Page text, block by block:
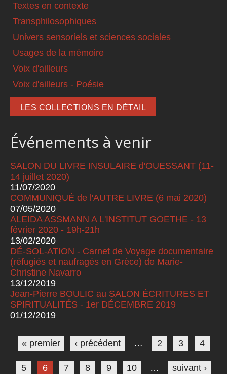
Textes en contexte
Transphilosophiques
Univers sensoriels et sciences sociales
Usages de la mémoire
Voix d'ailleurs
Voix d'ailleurs - Poésie
LES COLLECTIONS EN DÉTAIL
Événements à venir
SALON DU LIVRE INSULAIRE d'OUESSANT (11-
14 juillet 2020)
11/07/2020
COMMUNIQUÉ de l'AUTRE LIVRE (6 mai 2020)
07/05/2020
ALEIDA ASSMANN A L'INSTITUT GOETHE - 13
février 2020 - 19h-21h
13/02/2020
DÉ-SOL-ATION - Carnet de Voyage documentaire
(réfugiés et naufragés en Grèce) de Marie-
Christine Navarro
13/12/2019
Jean-Pierre BOULIC au SALON ÉCRITURES ET
SPIRITUALITÉS - 1er DÉCEMBRE 2019
01/12/2019
Pages
« premier ‹ précédent … 2 3 4
5 6 7 8 9 10 … suivant ›